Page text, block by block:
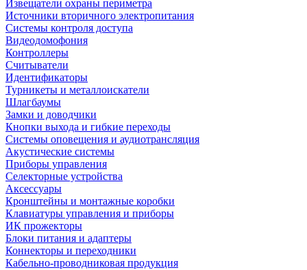
Извещатели охраны периметра
Источники вторичного электропитания
Системы контроля доступа
Видеодомофония
Контроллеры
Считыватели
Идентификаторы
Турникеты и металлоискатели
Шлагбаумы
Замки и доводчики
Кнопки выхода и гибкие переходы
Системы оповещения и аудиотрансляция
Акустические системы
Приборы управления
Селекторные устройства
Аксессуары
Кронштейны и монтажные коробки
Клавиатуры управления и приборы
ИК прожекторы
Блоки питания и адаптеры
Коннекторы и переходники
Кабельно-проводниковая продукция